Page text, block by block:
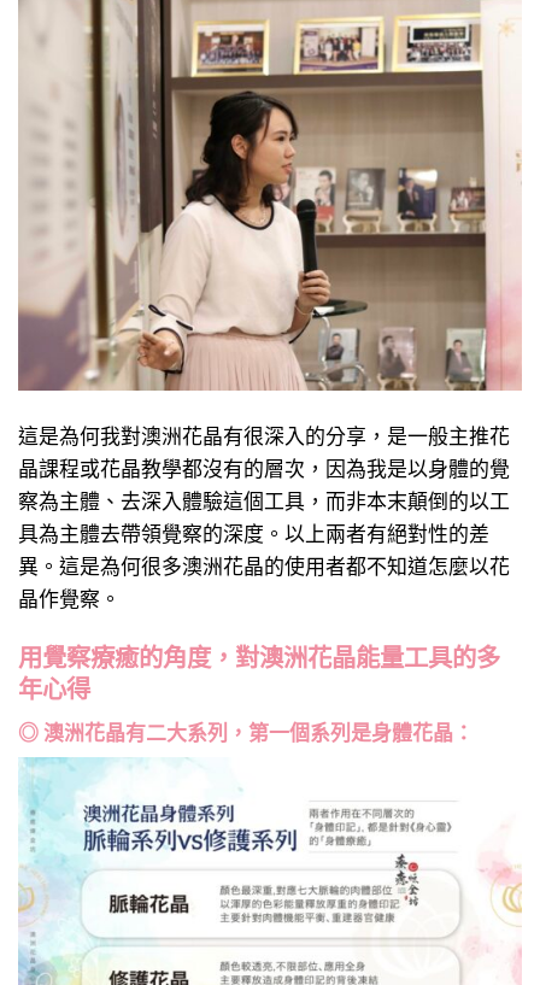
這是為何我對澳洲花晶有很深入的分享，是一般主推花
晶課程或花晶教學都沒有的層次，因為我是以身體的覺
察為主體、去深入體驗這個工具，而非本末顛倒的以工
具為主體去帶領覺察的深度。以上兩者有絕對性的差
異。這是為何很多澳洲花晶的使用者都不知道怎麼以花
晶作覺察。
用覺察療癒的角度，對澳洲花晶能量工具的多
年心得
◎ 澳洲花晶有二大系列，第一個系列是身體花晶：